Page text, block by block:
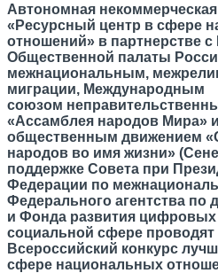
Автономная
«Ресурсный центр в сфере
отношений» в партнерстве
Общественной палаты
межнациональным,
миграции, Международным
союзом
«Ассамблея народов Мира»
общественным движением
народов во имя жизни»
поддержке Совета при
Федерации по
Федерального агентства по
и Фонда развития цифровых
социальной сфере проводят
Всероссийский конкурс
сфере национальных